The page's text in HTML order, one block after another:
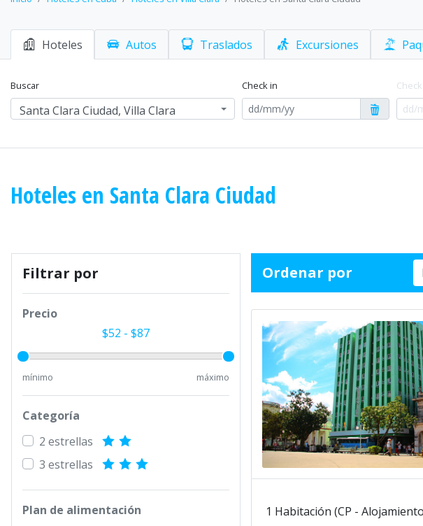
Hoteles Autos Traslados Excursiones
Buscar
Santa Clara Ciudad, Villa Clara
Check in
Hoteles en Santa Clara Ciudad
Filtrar por
Precio
$52 - $87
mínimo máximo
Categoría
2 estrellas
3 estrellas
Plan de alimentación
Ordenar por
1 Habitación (CP -